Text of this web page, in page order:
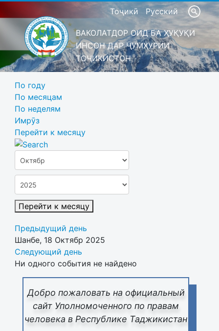
Тоҷикӣ Русский
ВАКОЛАТДОР ОИД БА ҲУҚУҚИ
ИНСОН ДАР ҶУМҲУРИИ
ТОҶИКИСТОН
Добро пожаловать на официальный
сайт Уполномоченного по правам
человека в Республике Таджикистан
По году
По месяцам
По неделям
Имрӯз
Перейти к месяцу
Перейти к месяцу
Предыдущий день
Шанбе, 18 Октябр 2025
Следующий день
Ни одного события не найдено